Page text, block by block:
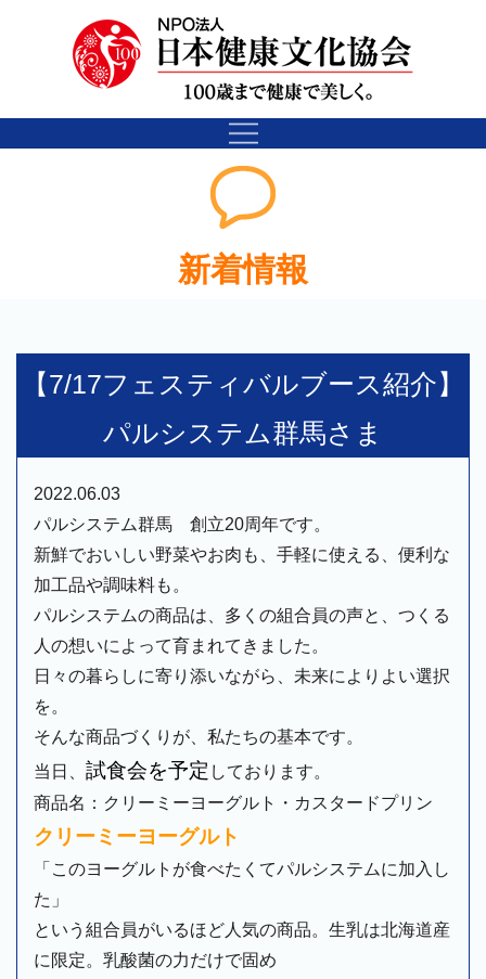
新着情報
【7/17フェスティバルブース紹介】
パルシステム群馬さま
2022.06.03
パルシステム群馬 創立20周年です。
新鮮でおいしい野菜やお肉も、手軽に使える、便利な
加工品や調味料も。
パルシステムの商品は、多くの組合員の声と、つくる
人の想いによって育まれてきました。
日々の暮らしに寄り添いながら、未来によりよい選択
を。
そんな商品づくりが、私たちの基本です。
当日、 試食会を予定 しております。
商品名：クリーミーヨーグルト・カスタードプリン
クリーミーヨーグルト
「このヨーグルトが食べたくてパルシステムに加入し
た」
という組合員がいるほど人気の商品。生乳は北海道産
に限定。乳酸菌の力だけで固め